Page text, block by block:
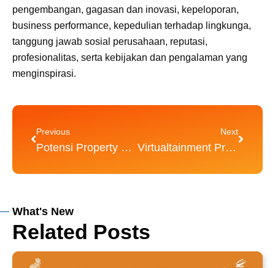
pengembangan, gagasan dan inovasi, kepeloporan,
business performance, kepedulian terhadap lingkunga,
tanggung jawab sosial perusahaan, reputasi,
profesionalitas, serta kebijakan dan pengalaman yang
menginspirasi.
Previous
Potensi Property di kota Malang
Next
Virtualtainment Product Knowledge CitraLand Puncak Tidar Malang
What's New
Related Posts